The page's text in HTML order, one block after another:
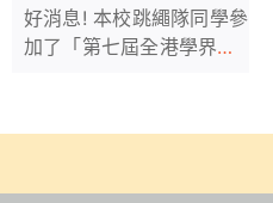
好消息! 本校跳繩隊同學參
加了「第七屆全港學界跳
獎，並在個人項目中榮獲
此比賽取得佳績，實在可